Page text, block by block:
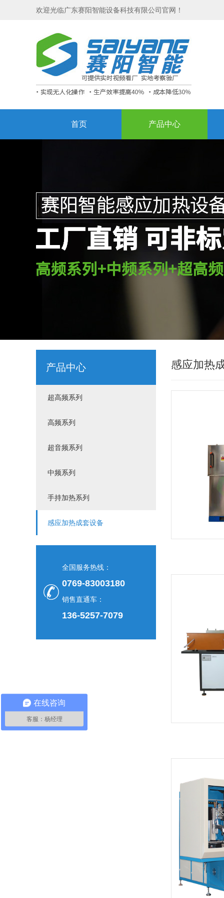
欢迎光临广东赛阳智能设备科技有限公司官网！
首页 产品中心
产品中心
超高频系列
高频系列
超音频系列
中频系列
手持加热系列
感应加热成套设备
全国服务热线：
0769-83003180
销售直通车：
136-5257-7079
感应加热
在线咨询
客服：杨经理